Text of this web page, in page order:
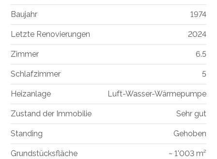
Baujahr 1974
Letzte Renovierungen 2024
Zimmer 6.5
Schlafzimmer 5
Heizanlage Luft-Wasser-Wärmepumpe
Zustand der Immobilie Sehr gut
Standing Gehoben
Grundstücksfläche ~ 1'003 m²